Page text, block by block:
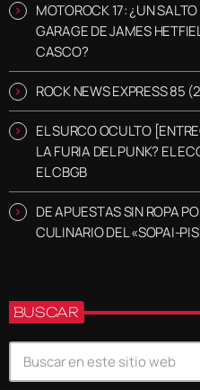
MOTOROCK 17: ¿UN
GARAGE DE JAMES
CASCO?
ROCK NEWS EXPRESS 85
EL SURCO OCULTO
LA FURIA DEL PUNK? EL
EL CBGB
DE APUESTAS SIN ROPA
CULINARIO DEL «SOPAI-
BUSCAR